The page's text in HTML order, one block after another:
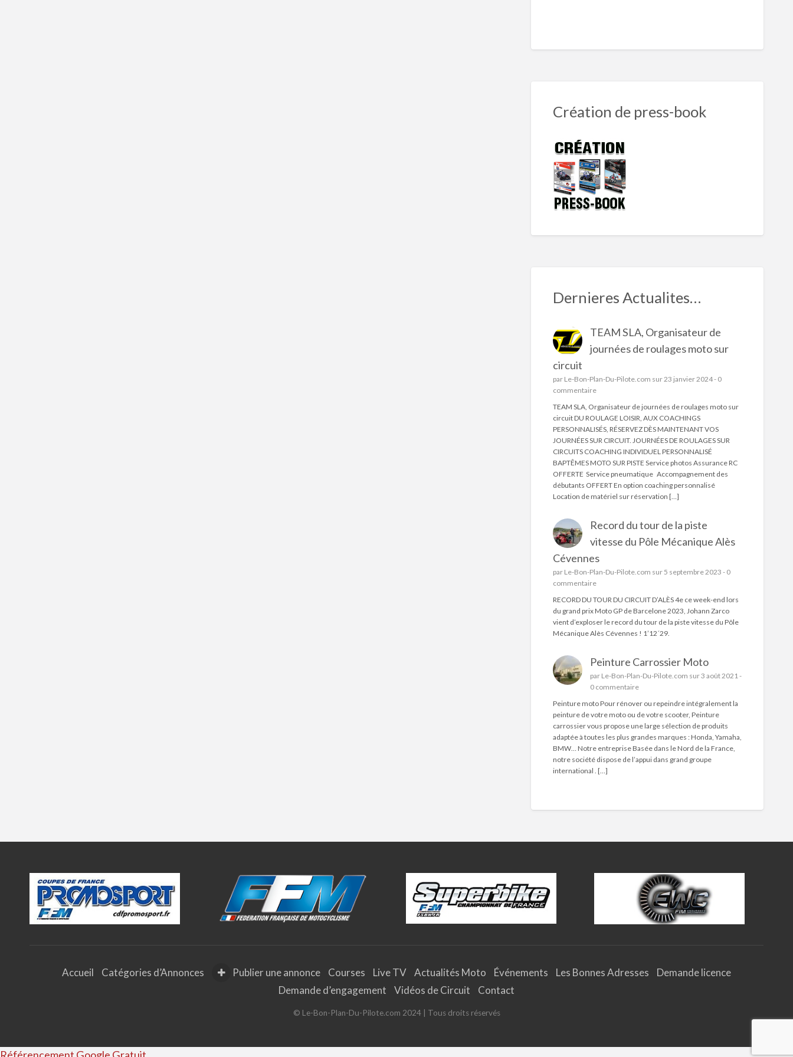
Création de press-book
Dernieres Actualites…
TEAM SLA, Organisateur de
journées de roulages moto sur
circuit
par Le-Bon-Plan-Du-Pilote.com sur 23 janvier 2024 - 0
commentaire
TEAM SLA, Organisateur de journées de roulages moto sur
circuit DU ROULAGE LOISIR, AUX COACHINGS
PERSONNALISÉS, RÉSERVEZ DÈS MAINTENANT VOS
JOURNÉES SUR CIRCUIT. JOURNÉES DE ROULAGES SUR
CIRCUITS COACHING INDIVIDUEL PERSONNALISÉ
BAPTÊMES MOTO SUR PISTE Service photos Assurance RC
OFFERTE Service pneumatique Accompagnement des
débutants OFFERT En option coaching personnalisé
Location de matériel sur réservation […]
Record du tour de la piste
vitesse du Pôle Mécanique Alès
Cévennes
par Le-Bon-Plan-Du-Pilote.com sur 5 septembre 2023 - 0
commentaire
RECORD DU TOUR DU CIRCUIT D’ALÈS 4e ce week-end lors
du grand prix Moto GP de Barcelone 2023, Johann Zarco
vient d’exploser le record du tour de la piste vitesse du Pôle
Mécanique Alès Cévennes ! 1’12´29.
Peinture Carrossier Moto
par Le-Bon-Plan-Du-Pilote.com sur 3 août 2021 -
0 commentaire
Peinture moto Pour rénover ou repeindre intégralement la
peinture de votre moto ou de votre scooter, Peinture
carrossier vous propose une large sélection de produits
adaptée à toutes les plus grandes marques : Honda, Yamaha,
BMW… Notre entreprise Basée dans le Nord de la France,
notre société dispose de l’appui dans grand groupe
international . […]
Accueil Catégories d’Annonces Publier une annonce Courses Live TV Actualités Moto Événements Les Bonnes Adresses
Demande licence
Demande d’engagement
Vidéos de Circuit Contact
© Le-Bon-Plan-Du-Pilote.com 2024 | Tous droits réservés